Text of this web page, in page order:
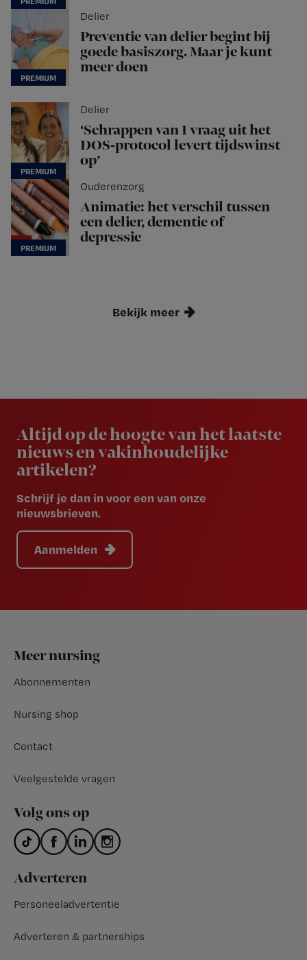
Delier
Preventie van delier begint bij
goede basiszorg. Maar je kunt
meer doen
Delier
‘Schrappen van 1 vraag uit het
DOS-protocol levert tijdswinst
op’
Ouderenzorg
Animatie: het verschil tussen
een delier, dementie of
depressie
Bekijk meer
Altijd op de hoogte van het laatste
nieuws en vakinhoudelijke
artikelen?
Schrijf je dan in voor een van onze
nieuwsbrieven.
Aanmelden
Footer
Meer nursing
Abonnementen
Nursing shop
Contact
Veelgestelde vragen
Volg ons op
Adverteren
Personeeladvertentie
Adverteren & partnerships